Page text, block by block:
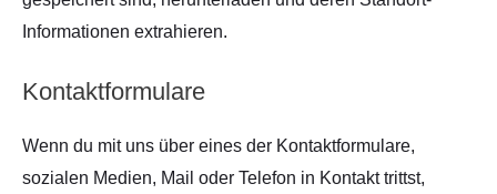
Informationen extrahieren.
Kontaktformulare
Wenn du mit uns über eines der Kontaktformulare,
sozialen Medien, Mail oder Telefon in Kontakt trittst,